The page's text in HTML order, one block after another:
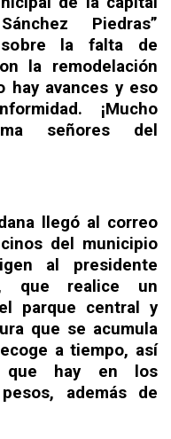
Piedras”
sobre la falta de
la remodelación
hay avances y eso
¡Mucho
señores del
llegó al correo
del municipio
al presidente
que realice un
parque central y
que se acumula
a tiempo, así
que hay en los
además de